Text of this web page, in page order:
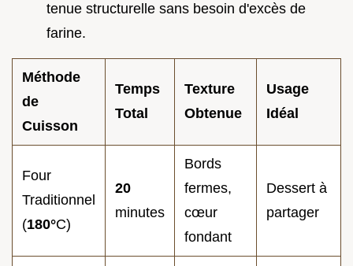
tenue structurelle sans besoin d'excès de
farine.
Méthode
de
Cuisson
Temps
Total
Texture
Obtenue
Usage
Idéal
Four
Traditionnel
(180°C)
20
minutes
Bords
fermes,
cœur
fondant
Dessert à
partager